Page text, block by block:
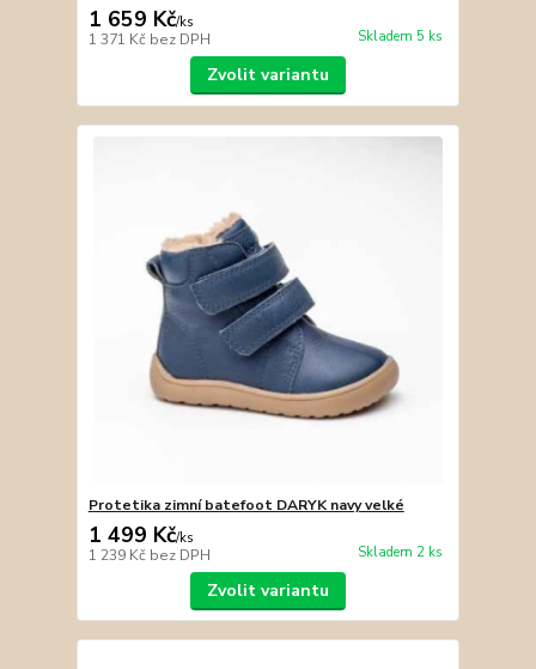
1 659 Kč/ks
1 371 Kč bez DPH Skladem 5 ks
Zvolit variantu
Protetika zimní batefoot DARYK navy velké
1 499 Kč/ks
1 239 Kč bez DPH Skladem 2 ks
Zvolit variantu